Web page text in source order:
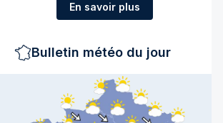
En savoir plus
Bulletin météo du jour